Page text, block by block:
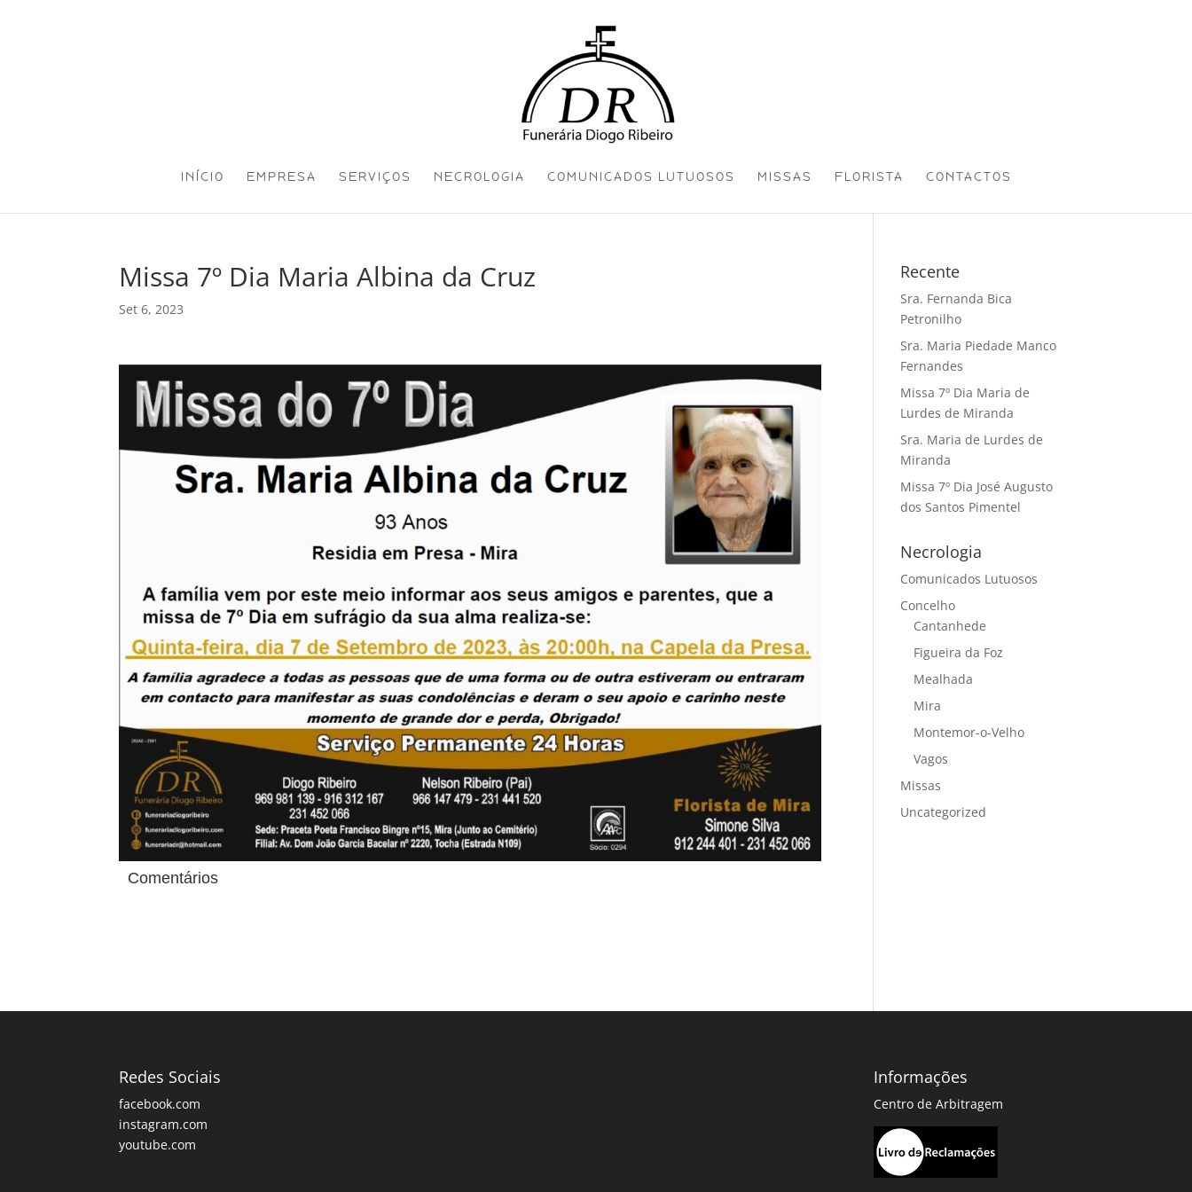
INÍCIO EMPRESA SERVIÇOS NECROLOGIA COMUNICADOS LUTUOSOS MISSAS FLORISTA CONTACTOS
Missa 7º Dia Maria Albina da Cruz
Set 6, 2023
Comentários
Recente
Sra. Fernanda Bica
Petronilho
Sra. Maria Piedade Manco
Fernandes
Missa 7º Dia Maria de
Lurdes de Miranda
Sra. Maria de Lurdes de
Miranda
Missa 7º Dia José Augusto
dos Santos Pimentel
Necrologia
Comunicados Lutuosos
Concelho
Cantanhede
Figueira da Foz
Mealhada
Mira
Montemor-o-Velho
Vagos
Missas
Uncategorized
Redes Sociais
facebook.com
instagram.com
youtube.com
Informações
Centro de Arbitragem